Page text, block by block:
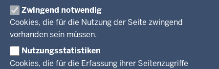
Zwingend notwendig
Cookies, die für die Nutzung der Seite zwingend
vorhanden sein müssen.
Nutzungsstatistiken
Cookies, die für die Erfassung ihrer Seitenzugriffe
Pressestelle
Social Media
BEKANNTMACHUNGEN
Amtsblatt